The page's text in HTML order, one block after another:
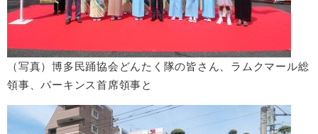
（写真）博多民踊協会どんたく隊の皆さん、ラムクマール総
領事、パーキンス首席領事と